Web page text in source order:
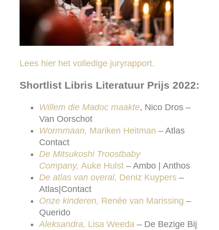
Lees hier het volledige juryrapport.
Shortlist Libris Literatuur Prijs 2022:
Willem die Madoc maakte, Nico Dros –
Van Oorschot
Wormmaan, Mariken Heitman – Atlas
Contact
De Mitsukoshi Troostbaby
Company, Auke Hulst – Ambo | Anthos
De atlas van overal, Deniz Kuypers –
Atlas|Contact
Onze kinderen, Renée van Marissing –
Querido
Aleksandra, Lisa Weeda – De Bezige Bij